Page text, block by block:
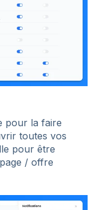
pour la faire
toutes vos
pour être
/ offre